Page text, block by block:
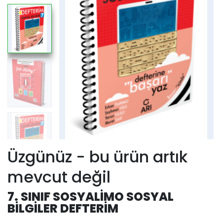
Üzgünüz - bu ürün artık
mevcut değil
7. SINIF SOSYALIMO SOSYAL
BILGILER DEFTERIM